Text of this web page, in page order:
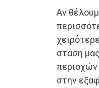
Αν
στάση
περιοχών
στην